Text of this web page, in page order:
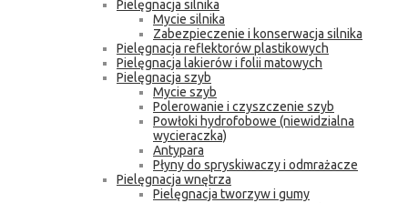
Pielęgnacja silnika
Mycie silnika
Zabezpieczenie i konserwacja silnika
Pielęgnacja reflektorów plastikowych
Pielęgnacja lakierów i folii matowych
Pielęgnacja szyb
Mycie szyb
Polerowanie i czyszczenie szyb
Powłoki hydrofobowe (niewidzialna
wycieraczka)
Antypara
Płyny do spryskiwaczy i odmrażacze
Pielęgnacja wnętrza
Pielęgnacja tworzyw i gumy